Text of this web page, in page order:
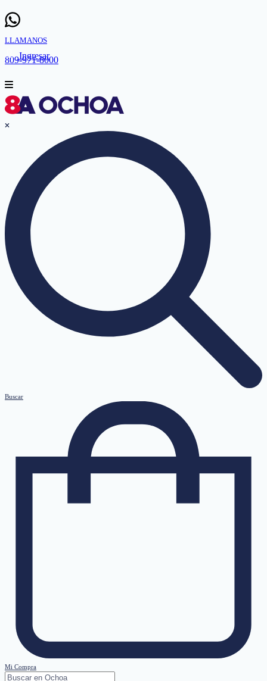
LLAMANOS
809-971-8000
Ingresar
Buscar
Mi Compra